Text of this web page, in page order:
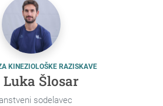
KINEZIOLOŠKE RAZISKAVE
Luka Šlosar
sodelavec